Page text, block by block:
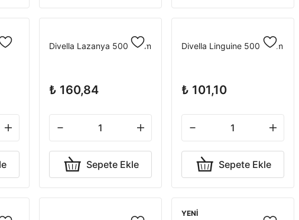
Divella Lazanya 500 Gram
₺ 160,84
Sepete Ekle
Divella Linguine 500 Gram
₺ 101,10
Sepete Ekle
YENİ